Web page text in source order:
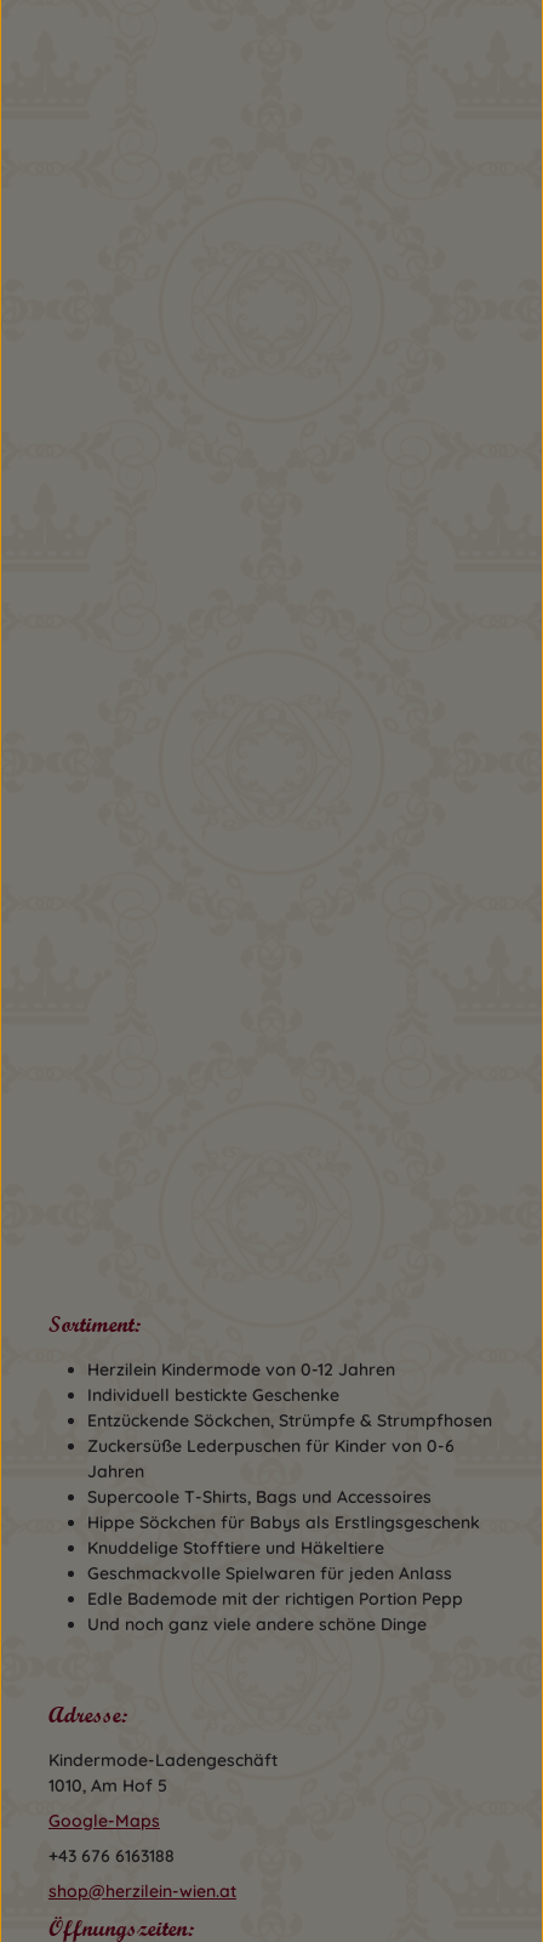
Sortiment:
Herzilein Kindermode von 0-12 Jahren
Individuell bestickte Geschenke
Entzückende Söckchen, Strümpfe & Strumpfhosen
Zuckersüße Lederpuschen für Kinder von 0-6
Jahren
Supercoole T-Shirts, Bags und Accessoires
Hippe Söckchen für Babys als Erstlingsgeschenk
Knuddelige Stofftiere und Häkeltiere
Geschmackvolle Spielwaren für jeden Anlass
Edle Bademode mit der richtigen Portion Pepp
Und noch ganz viele andere schöne Dinge
Adresse:
Kindermode-Ladengeschäft
1010, Am Hof 5
Google-Maps
+43 676 6163188
shop@herzilein-wien.at
Öffnungszeiten: